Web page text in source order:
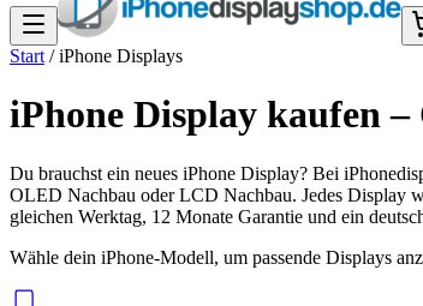
Start /iPhone Displays
iPhone Display kaufen
Du brauchst ein neues iPhone Display? Bei
OLED Nachbau oder LCD Nachbau. Jedes Display
gleichen Werktag, 12 Monate Garantie und ein
Wähle dein iPhone-Modell, um passende Displays